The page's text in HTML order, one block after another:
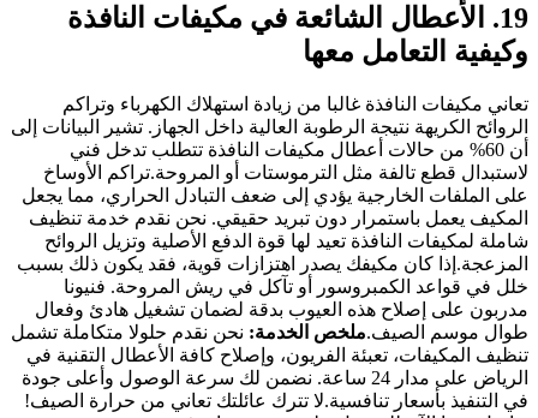
19. الأعطال الشائعة في مكيفات النافذة
وكيفية التعامل معها
تعاني مكيفات النافذة غالبا من زيادة استهلاك الكهرباء وتراكم
الروائح الكريهة نتيجة الرطوبة العالية داخل الجهاز. تشير البيانات إلى
أن 60% من حالات أعطال مكيفات النافذة تتطلب تدخل فني
لاستبدال قطع تالفة مثل الترموستات أو المروحة.تراكم الأوساخ
على الملفات الخارجية يؤدي إلى ضعف التبادل الحراري، مما يجعل
المكيف يعمل باستمرار دون تبريد حقيقي. نحن نقدم خدمة تنظيف
شاملة لمكيفات النافذة تعيد لها قوة الدفع الأصلية وتزيل الروائح
المزعجة.إذا كان مكيفك يصدر اهتزازات قوية، فقد يكون ذلك بسبب
خلل في قواعد الكمبروسور أو تآكل في ريش المروحة. فنيونا
مدربون على إصلاح هذه العيوب بدقة لضمان تشغيل هادئ وفعال
طوال موسم الصيف.ملخص الخدمة: نحن نقدم حلولا متكاملة تشمل
تنظيف المكيفات، تعبئة الفريون، وإصلاح كافة الأعطال التقنية في
الرياض على مدار 24 ساعة. نضمن لك سرعة الوصول وأعلى جودة
في التنفيذ بأسعار تنافسية.لا تترك عائلتك تعاني من حرارة الصيف!